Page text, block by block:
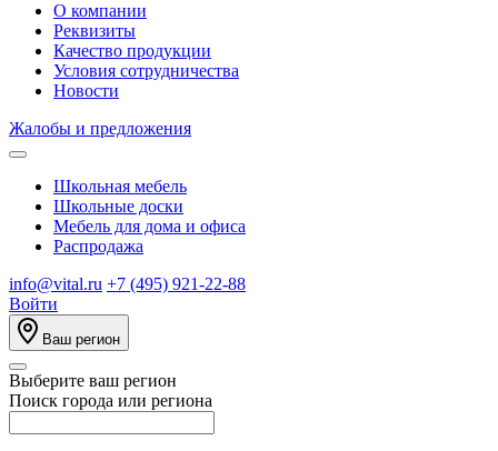
О компании
Реквизиты
Качество продукции
Условия сотрудничества
Новости
Жалобы и предложения
Школьная мебель
Школьные доски
Мебель для дома и офиса
Распродажа
info@vital.ru +7 (495) 921-22-88
Войти
Ваш регион
Выберите ваш регион
Поиск города или региона